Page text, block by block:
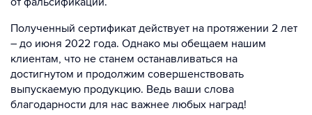
Полученный сертификат действует на протяжении 2 лет
– до июня 2022 года. Однако мы обещаем нашим
клиентам, что не станем останавливаться на
достигнутом и продолжим совершенствовать
выпускаемую продукцию. Ведь ваши слова
благодарности для нас важнее любых наград!